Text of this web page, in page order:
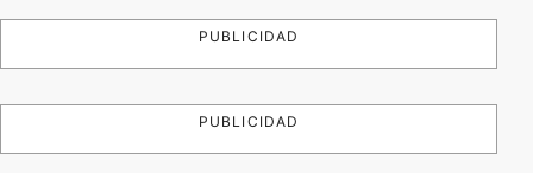
PUBLICIDAD
PUBLICIDAD